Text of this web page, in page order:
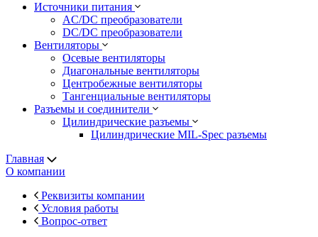
Источники питания
AC/DC преобразователи
DC/DC преобразователи
Вентиляторы
Осевые вентиляторы
Диагональные вентиляторы
Центробежные вентиляторы
Тангенциальные вентиляторы
Разъемы и соединители
Цилиндрические разъемы
Цилиндрические MIL-Spec разъемы
Главная
О компании
Реквизиты компании
Условия работы
Вопрос-ответ